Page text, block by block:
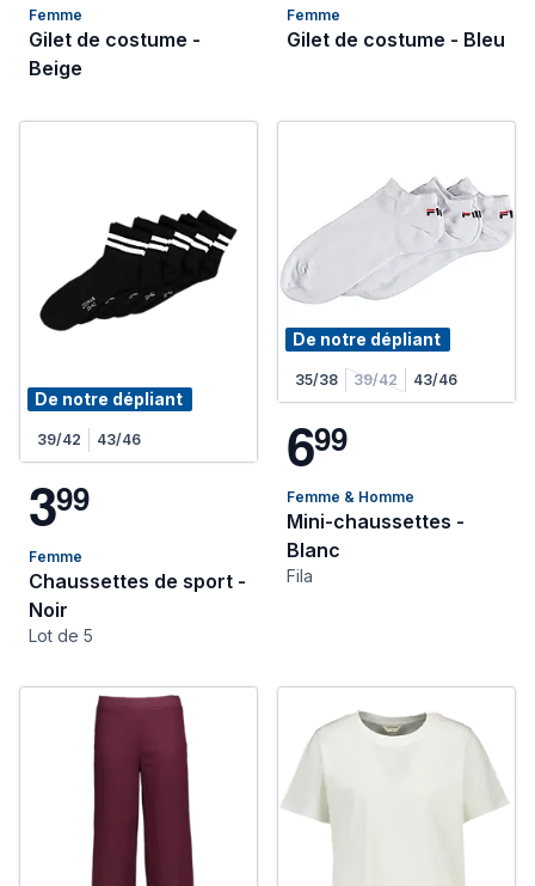
Femme
Gilet de costume -
Beige
Femme
Gilet de costume - Bleu
De notre dépliant
39/42 43/46
399
Femme
Chaussettes de sport -
Noir
Lot de 5
De notre dépliant
35/38 39/42 43/46
699
Femme & Homme
Mini-chaussettes -
Blanc
Fila